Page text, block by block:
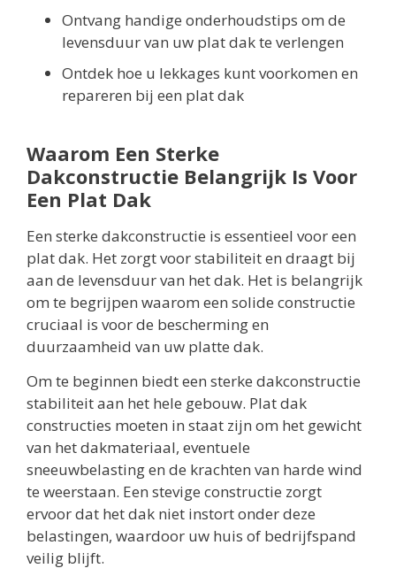
Ontvang handige onderhoudstips om de
levensduur van uw plat dak te verlengen
Ontdek hoe u lekkages kunt voorkomen en
repareren bij een plat dak
Waarom Een Sterke
Dakconstructie Belangrijk Is Voor
Een Plat Dak
Een sterke dakconstructie is essentieel voor een
plat dak. Het zorgt voor stabiliteit en draagt bij
aan de levensduur van het dak. Het is belangrijk
om te begrijpen waarom een solide constructie
cruciaal is voor de bescherming en
duurzaamheid van uw platte dak.
Om te beginnen biedt een sterke dakconstructie
stabiliteit aan het hele gebouw. Plat dak
constructies moeten in staat zijn om het gewicht
van het dakmateriaal, eventuele
sneeuwbelasting en de krachten van harde wind
te weerstaan. Een stevige constructie zorgt
ervoor dat het dak niet instort onder deze
belastingen, waardoor uw huis of bedrijfspand
veilig blijft.